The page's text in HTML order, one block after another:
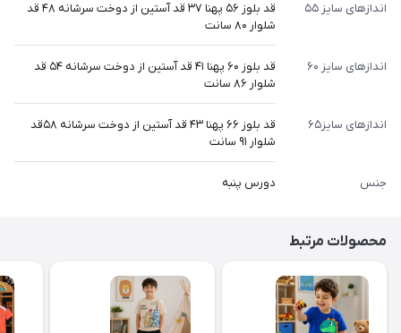
اندازهای سایز ۵۵
قد بلوز ۵۶ پهنا ۳۷ قد آستین از دوخت سرشانه ۴۸ قد
شلوار ۸۰ سانت
اندازهای سایز ۶۰
قد بلوز ۶۰ پهنا ۴۱ قد آستین از دوخت سرشانه ۵۴ قد
شلوار ۸۶ سانت
اندازهای سایز۶۵
قد بلوز ۶۶ پهنا ۴۳ قد آستین از دوخت سرشانه ۵۸‌قد
شلوار ۹۱ سانت
جنس دورس پنبه
محصولات مرتبط